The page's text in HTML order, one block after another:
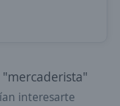
interesarte